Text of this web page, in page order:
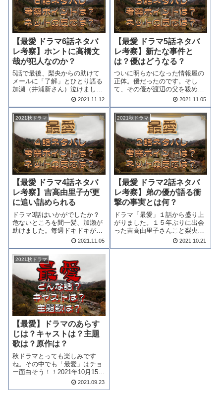
【最愛 ドラマ6話ネタバ
レ考察】ホントに高橋文
哉が犯人なのか？
5話で最後、梨央からの助けて
メールに「了解」とひとり語る
加瀬（井浦新さん）泣けました
ね。梨央（吉高由里子さん）と
優（高橋文哉さん）が警察に捕
まってしまいました。加瀬は、
どうやって二人を助けていくの
でしょうか？ホントに優（高橋
文哉さん）が犯人...
2021.11.12
【最愛 ドラマ5話ネタバ
レ考察】新たな事件と
は？優はどうなる？
ついに明らかになった情報屋の
正体。優だったのです。そし
て、その優が渡辺の父を殺めた
のだ。衝撃の告白でした。そし
て５話では、新たな犠牲者が生
まれるのです。「最愛ドラマ５
話ネタバレ考察」をどうぞ。最
愛５話ネタバレ再会した梨央
（吉高由里子さん）と...
2021.11.05
2021秋ドラマ
【最愛 ドラマ4話ネタバ
レ考察】吉高由里子が更
に追い詰められる
ドラマ3話はいかがでしたか？
危ないところを間一髪、加瀬が
助けました。毎週ドキドキが止
まりませんね。さて、次回はど
追い詰められちゃいます。ドラ
マ最愛4話ネタバレ考察をして
まいりましょう。最愛4話ネタ
バレ梨央（吉高由...
2021.11.05
2021秋ドラマ
【最愛 ドラマ2話ネタバ
レ考察】弟の優が語る衝
撃の事実とは何？
ドラマ「最愛」１話から盛り上
がりました。１５年ぶりに出会
った吉高由里子さんこと梨央と
松下洸平さんこと大輝。いった
2021.10.21
2021秋ドラマ
【最愛】ドラマのあらす
じは？キャストは？主題
歌は？原作は？
秋ドラマとっても楽しみです
ね。その中でも「最愛」はチョ
ー面白そう！！2021年10月15日
（金）よる10時スタート 毎週金
2021.09.23